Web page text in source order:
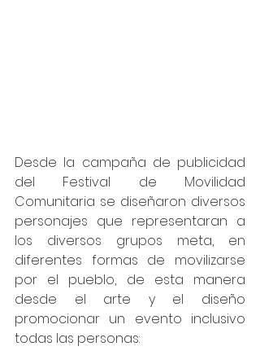
Desde la campaña de publicidad
del Festival de Movilidad
Comunitaria se diseñaron diversos
personajes que representaran a
los diversos grupos meta, en
diferentes formas de movilizarse
por el pueblo, de esta manera
desde el arte y el diseño
promocionar un evento inclusivo
todas las personas: